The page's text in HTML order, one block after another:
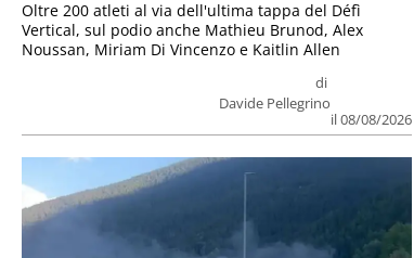
di
Davide Pellegrino
il 08/08/2026
Oltre 200 atleti al via dell'ultima tappa del Défì
Vertical, sul podio anche Mathieu Brunod, Alex
Noussan, Miriam Di Vincenzo e Kaitlin Allen